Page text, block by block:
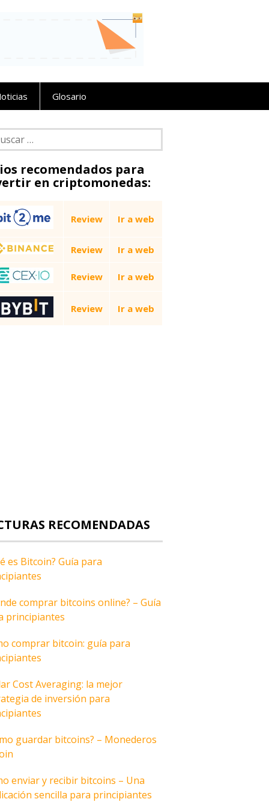
Glosario
recomendados para
en criptomonedas:
Review Ir a web
Review Ir a web
Review Ir a web
Review Ir a web
RECOMENDADAS
es Bitcoin? Guía para
comprar bitcoins online? – Guía
principiantes
comprar bitcoin: guía para
Cost Averaging: la mejor
de inversión para
guardar bitcoins? – Monederos
enviar y recibir bitcoins – Una
sencilla para principiantes